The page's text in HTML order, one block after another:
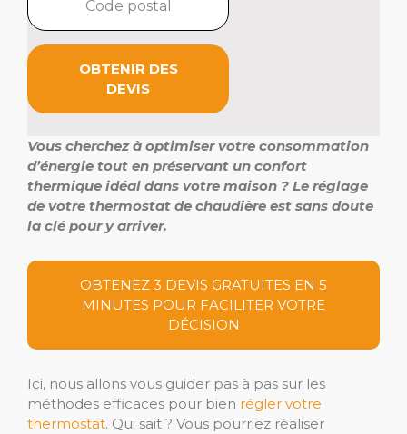
OBTENIR DES
DEVIS
Vous cherchez à optimiser votre consommation
d’énergie tout en préservant un confort
thermique idéal dans votre maison ? Le réglage
de votre thermostat de chaudière est sans doute
la clé pour y arriver.
OBTENEZ 3 DEVIS GRATUITES EN 5
MINUTES POUR FACILITER VOTRE
DÉCISION
Ici, nous allons vous guider pas à pas sur les
méthodes efficaces pour bien régler votre
thermostat. Qui sait ? Vous pourriez réaliser